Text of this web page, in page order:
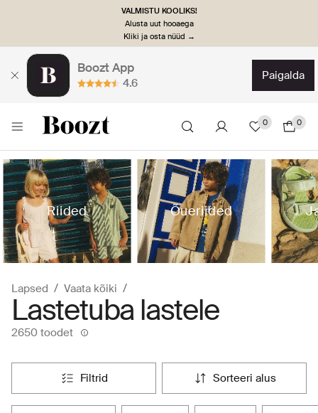
VALMISTU KOOLIKS!
Alusta uut hooaega
Kliki ja osta nüüd →
Boozt App
4.6
paigalda
0 0
Riided Õueriided
Lapsed Vaata kõiki
Lastetuba lastele
2650 toodet
filtrid sorteeri alus